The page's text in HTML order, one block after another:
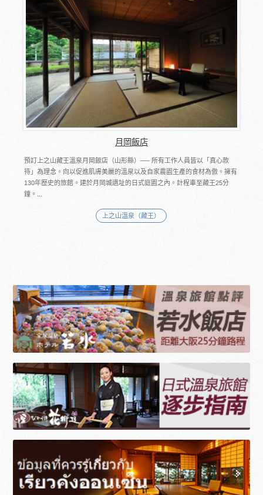
月岡飯店
預訂上之山藏王溫泉月岡飯店（山形縣）── 所有工作人員皆以「真心款
待」為理念。向以促進肌膚美麗的溫泉以及自家農園生產的食材為傲。擁有
130年歷史的旅館。建於月岡城遺址的日式庭園之內。計程車至藏王25分
鐘。...
上之山溫泉（藏王）